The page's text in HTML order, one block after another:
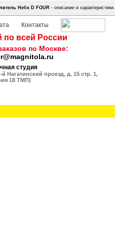
Helix D FOUR - описание и характеристики.
Контакты
по всей России
по Москве:
студия
Нагатинский проезд, д. 15 стр. 1,
18 ТМП)